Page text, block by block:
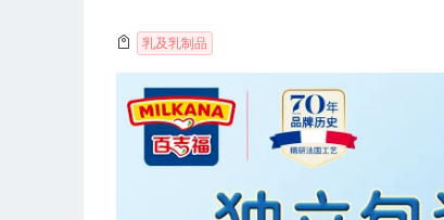
乳及乳制品